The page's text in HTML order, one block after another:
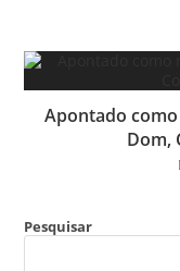
Apontado
Dom,
Pesquisar